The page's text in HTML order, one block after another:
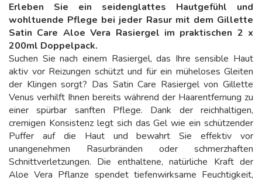
Erleben Sie ein seidenglattes Hautgefühl und
wohltuende Pflege bei jeder Rasur mit dem Gillette
Satin Care Aloe Vera Rasiergel im praktischen 2 x
200ml Doppelpack.
Suchen Sie nach einem Rasiergel, das Ihre sensible Haut
aktiv vor Reizungen schützt und für ein müheloses Gleiten
der Klingen sorgt? Das Satin Care Rasiergel von Gillette
Venus verhilft Ihnen bereits während der Haarentfernung zu
einer spürbar sanften Pflege. Dank der reichhaltigen,
cremigen Konsistenz legt sich das Gel wie ein schützender
Puffer auf die Haut und bewahrt Sie effektiv vor
unangenehmen Rasurbränden oder schmerzhaften
Schnittverletzungen. Die enthaltene, natürliche Kraft der
Aloe Vera Pflanze spendet tiefenwirksame Feuchtigkeit,